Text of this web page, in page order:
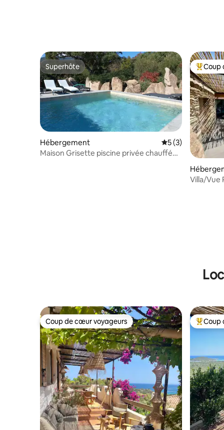
Superhôte
Superhôte
Hébergement Évaluation
5 (3)
Maison Grisette piscine privée chauffée
Coups
Coup
Villa/Vue
Coup de cœur voyageurs
Coup de cœur voyageurs Coups
Coup